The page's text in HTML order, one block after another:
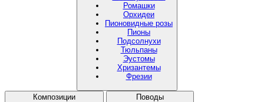
Ромашки
Орхидеи
Пионовидные розы
Пионы
Подсолнухи
Тюльпаны
Эустомы
Хризантемы
Фрезии
Композиции
Поводы